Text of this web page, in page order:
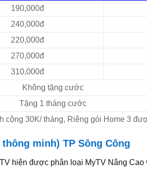
190,000đ
240,000đ
220,000đ
270,000đ
310,000đ
Không tặng cước
Tặng 1 tháng cước
cộng 30K/ tháng, Riêng gói Home 3
minh) TP Sông Công
hiện được phân loại MyTV Nâng Cao